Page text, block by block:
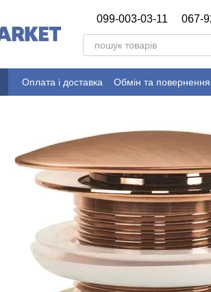
099-003-03-11 067-
Оплата і доставка Обмін та повернення